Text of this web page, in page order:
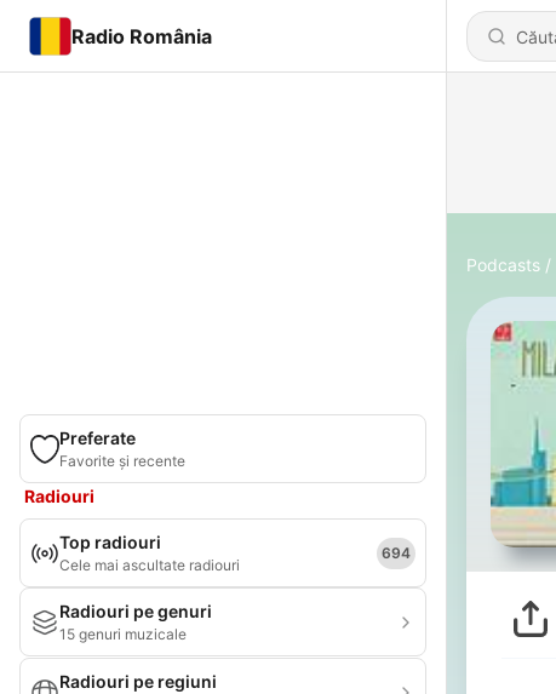
Radio România
Preferate
Favorite și recente
Radiouri
Top radiouri
Cele mai ascultate radiouri
694
Radiouri pe genuri
15 genuri muzicale
Radiouri pe regiuni
Podcasts